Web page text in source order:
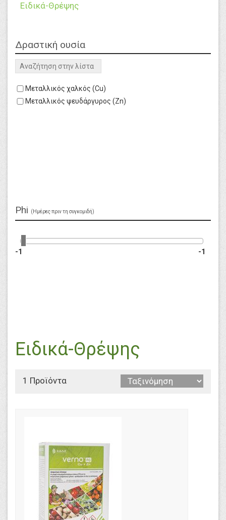
Ειδικά-Θρέψης
Δραστική ουσία
search
Μεταλλικός χαλκός (Cu)
Μεταλλικός ψευδάργυρος (Zn)
Phi (Ημέρες πριν τη συγκομιδή)
-1 -1
Ειδικά-Θρέψης
1 Προϊόντα